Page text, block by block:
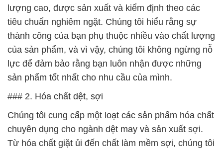
lượng cao, được sản xuất và kiểm định theo các
tiêu chuẩn nghiêm ngặt. Chúng tôi hiểu rằng sự
thành công của bạn phụ thuộc nhiều vào chất lượng
của sản phẩm, và vì vậy, chúng tôi không ngừng nỗ
lực để đảm bảo rằng bạn luôn nhận được những
sản phẩm tốt nhất cho nhu cầu của mình.
### 2. Hóa chất dệt, sợi
Chúng tôi cung cấp một loạt các sản phẩm hóa chất
chuyên dụng cho ngành dệt may và sản xuất sợi.
Từ hóa chất giặt ủi đến chất làm mềm sợi, chúng tôi